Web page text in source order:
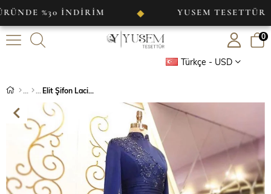
İNDİRİM ◆ YUSEM TESETTÜR ◆
Türkçe - USD
0
Elit Şifon Lacivert